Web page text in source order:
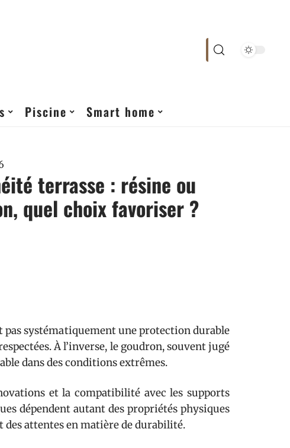
Piscine Smart home
terrasse : résine ou
quel choix favoriser ?
pas systématiquement une protection durable
À l’inverse, le goudron, souvent jugé
dans des conditions extrêmes.
et la compatibilité avec les supports
dépendent autant des propriétés physiques
des attentes en matière de durabilité.